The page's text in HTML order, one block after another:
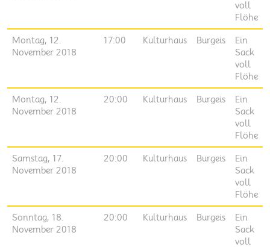
voll
Flöhe
Montag, 12.
November 2018
17:00 Kulturhaus Burgeis
Ein
Sack
voll
Flöhe
Montag, 12.
November 2018
20:00 Kulturhaus Burgeis
Ein
Sack
voll
Flöhe
Samstag, 17.
November 2018
20:00 Kulturhaus Burgeis
Ein
Sack
voll
Flöhe
Sonntag, 18.
November 2018
20:00 Kulturhaus Burgeis
Ein
Sack
voll